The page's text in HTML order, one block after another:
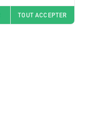
TOUT ACCEPTER